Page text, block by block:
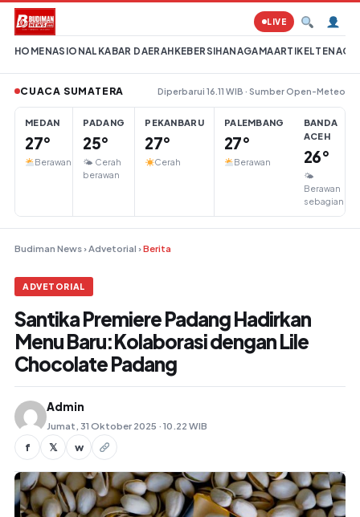
Lompat ke konten
HOMENASIONAL KABAR DAERAHKEBERSIHANAGAMAARTIKELTENAGA
LIVE
CUACA SUMATERA Diperbarui 16.11 WIB · Sumber Open-Meteo
MEDAN
27°
Berawan
PADANG
25°
🌤 Cerah
berawan
PEKANBARU
27°
Cerah
PALEMBANG
27°
Berawan
BANDA
ACEH
26°
🌤
Berawan
sebagian
Budiman News ›Advetorial ›Berita
ADVETORIAL
Santika Premiere Padang Hadirkan
Menu Baru:Kolaborasi dengan Lile
Chocolate Padang
Admin
Jumat, 31 Oktober 2025 · 10.22 WIB
f 𝕏 w